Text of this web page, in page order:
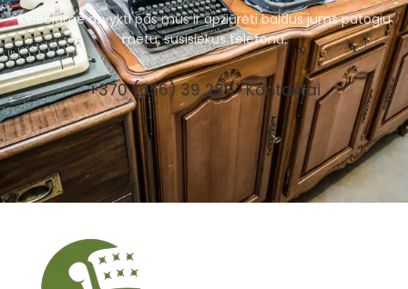
Kviečiame atvykti pas mus ir apžiūrėti baldus jums patogiu
metu, susisiekus telefonu.
+370 (656) 39 287 Kontaktai